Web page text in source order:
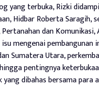
yang terbuka, Rizki
Hidbar Roberta Saragih,
dan
isu mengenai
Sumatera Utara,
pentingnya
dibahas bersama para